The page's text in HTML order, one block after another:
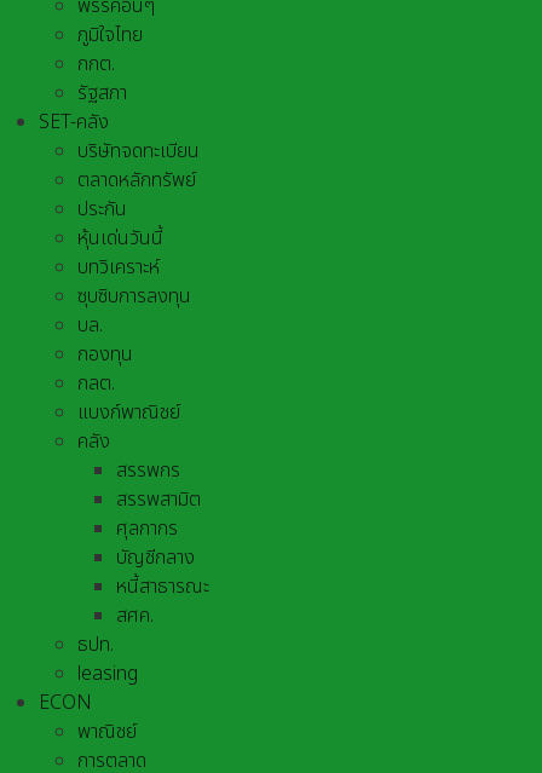
พรรคอื่นๆ
ภูมิใจไทย
กกต.
รัฐสภา
SET-คลัง
บริษัทจดทะเบียน
ตลาดหลักทรัพย์
ประกัน
หุ้นเด่นวันนี้
บทวิเคราะห์
ซุบซิบการลงทุน
บล.
กองทุน
กลต.
แบงก์พาณิชย์
คลัง
สรรพกร
สรรพสามิต
ศุลกากร
บัญชีกลาง
หนี้สาธารณะ
สศค.
ธปท.
leasing
ECON
พาณิชย์
การตลาด